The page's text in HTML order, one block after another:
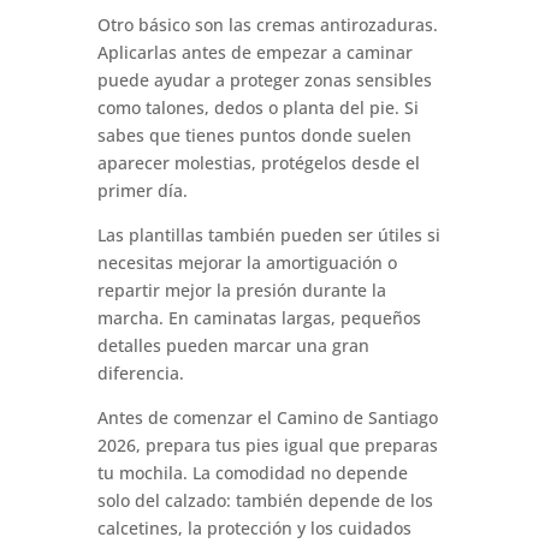
Otro básico son las cremas antirozaduras.
Aplicarlas antes de empezar a caminar
puede ayudar a proteger zonas sensibles
como talones, dedos o planta del pie. Si
sabes que tienes puntos donde suelen
aparecer molestias, protégelos desde el
primer día.
Las plantillas también pueden ser útiles si
necesitas mejorar la amortiguación o
repartir mejor la presión durante la
marcha. En caminatas largas, pequeños
detalles pueden marcar una gran
diferencia.
Antes de comenzar el Camino de Santiago
2026, prepara tus pies igual que preparas
tu mochila. La comodidad no depende
solo del calzado: también depende de los
calcetines, la protección y los cuidados